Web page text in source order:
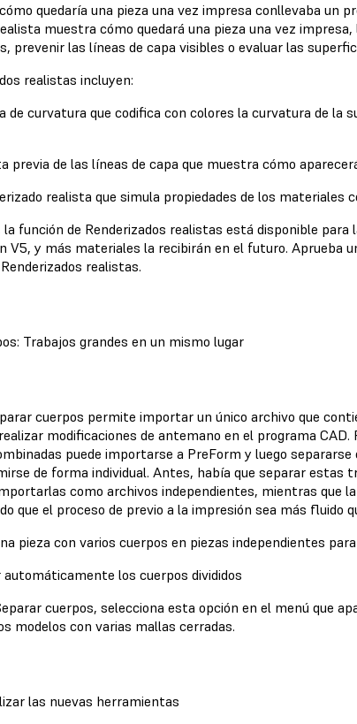
quedaría una pieza una vez impresa conllevaba un
muestra cómo quedará una pieza una vez
prevenir las líneas de capa visibles o evaluar las
realistas incluyen:
de curvatura que codifica con colores la curvatura de la
previa de las líneas de capa que muestra cómo
realista que simula propiedades de los materiales
función de Renderizados realistas está disponible para
V5, y más materiales la recibirán en el futuro. Aprueba
realistas.
Trabajos grandes en un mismo lugar
cuerpos permite importar un único archivo que
modificaciones de antemano en el programa
puede importarse a PreForm y luego
de forma individual. Antes, había que separar estas
como archivos independientes, mientras que
que el proceso de previo a la impresión sea más fluido
pieza con varios cuerpos en piezas independientes
automáticamente los cuerpos divididos
cuerpos, selecciona esta opción en el menú que
modelos con varias mallas cerradas.
las nuevas herramientas